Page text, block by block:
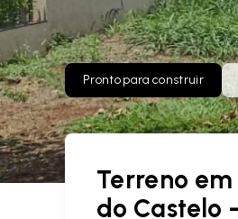
Pronto para construir
Terreno
do Castelo